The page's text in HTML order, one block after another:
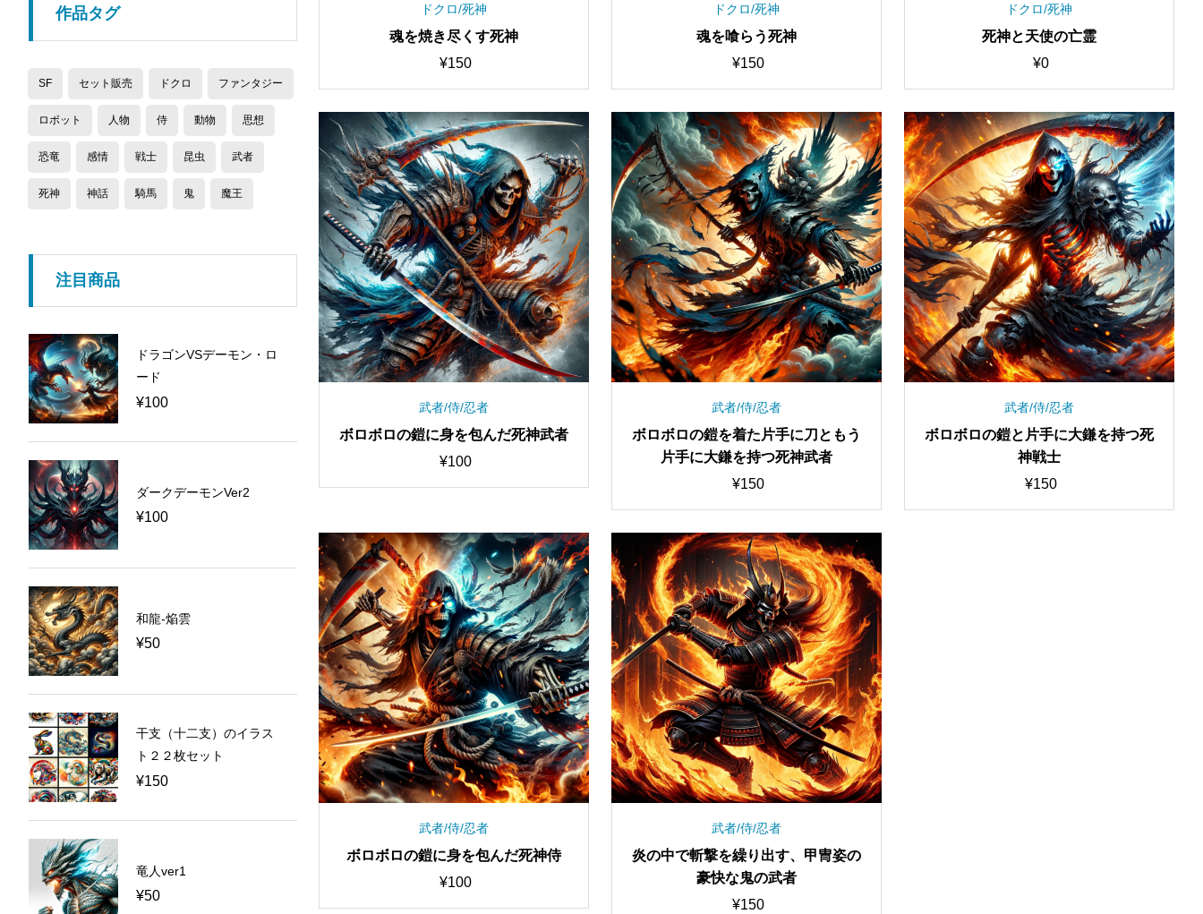
ドクロ/死神
魂を焼き尽くす死神
¥150
ドクロ/死神
魂を喰らう死神
¥150
ドクロ/死神
死神と天使の亡霊
¥0
武者/侍/忍者
ボロボロの鎧に身を包んだ死神武者
¥100
武者/侍/忍者
ボロボロの鎧を着た片手に刀ともう
片手に大鎌を持つ死神武者
¥150
武者/侍/忍者
ボロボロの鎧と片手に大鎌を持つ死
神戦士
¥150
武者/侍/忍者
ボロボロの鎧に身を包んだ死神侍
¥100
武者/侍/忍者
炎の中で斬撃を繰り出す、甲冑姿の
豪快な鬼の武者
¥150
作品タグ
SF セット販売 ドクロ ファンタジー
ロボット 人物 侍 動物 思想
恐竜 感情 戦士 昆虫 武者
死神 神話 騎馬 鬼 魔王
注目商品
ドラゴンVSデーモン・ロ
ード
¥100
ダークデーモンVer2
¥100
和龍-焔雲
¥50
干支（十二支）のイラス
ト２２枚セット
¥150
竜人ver1
¥50